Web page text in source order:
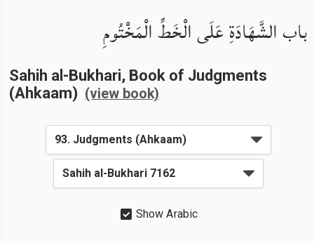
باب الشَّهَادَةِ عَلَى الْخَطِّ الْمَخْتُومِ
Sahih al-Bukhari, Book of Judgments
(Ahkaam) (view book)
Show Arabic